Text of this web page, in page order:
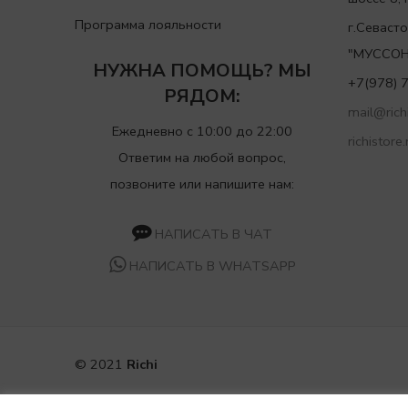
Программа лояльности
НУЖНА ПОМОЩЬ? МЫ
РЯДОМ:
Ежедневно с 10:00 до 22:00
Ответим на любой вопрос,
позвоните или напишите нам:
НАПИСАТЬ В ЧАТ
НАПИСАТЬ В WHATSAPP
+7(978)
© 2021 Richi